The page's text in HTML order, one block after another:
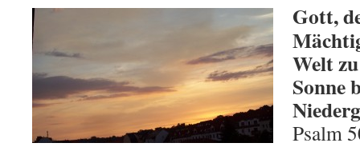
Gott,
Welt
Sonne
Psalm